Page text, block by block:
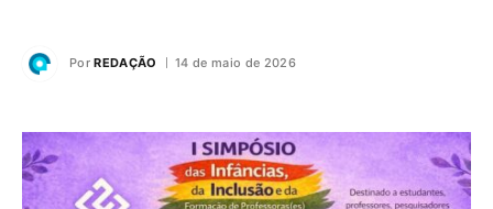
Por REDAÇÃO 14 de maio de 2026